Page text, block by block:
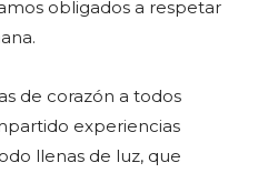
obligados a respetar
de corazón a todos
experiencias
llenas de luz, que